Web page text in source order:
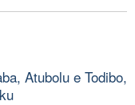
Atubolu e Todibo,